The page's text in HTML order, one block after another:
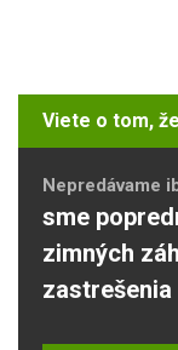
Viete o tom,
Nepredávame
sme
zimných
zastrešenia